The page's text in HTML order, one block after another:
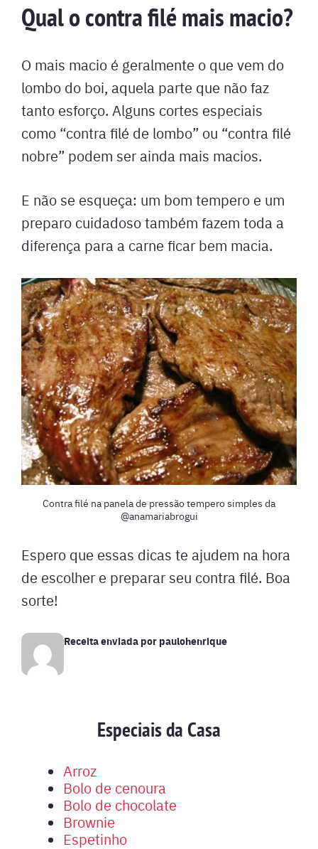
Qual o contra filé mais macio?
O mais macio é geralmente o que vem do
lombo do boi, aquela parte que não faz
tanto esforço. Alguns cortes especiais
como “contra filé de lombo” ou “contra filé
nobre” podem ser ainda mais macios.
E não se esqueça: um bom tempero e um
preparo cuidadoso também fazem toda a
diferença para a carne ficar bem macia.
Contra filé na panela de pressão tempero simples da
@anamariabrogui
Espero que essas dicas te ajudem na hora
de escolher e preparar seu contra filé. Boa
sorte!
Receita enviada por paulohenrique
Especiais da Casa
Arroz
Bolo de cenoura
Bolo de chocolate
Brownie
Espetinho